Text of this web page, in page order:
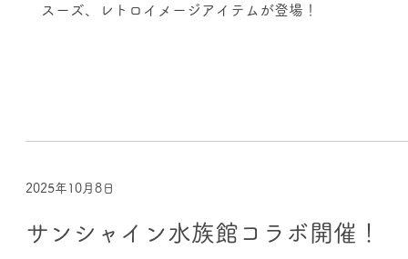
スーズ、レトロイメージアイテムが登場！
2025年10月8日
サンシャイン水族館コラボ開催！